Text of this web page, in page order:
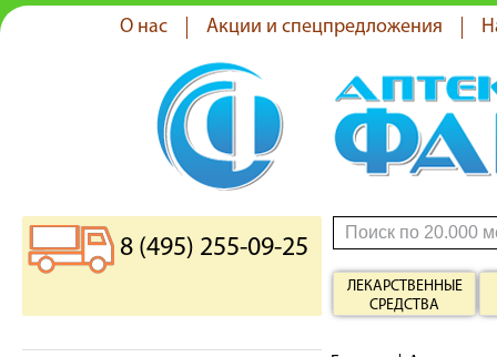
О нас Акции и спецпредложения
8 (495) 255-09-25
ЛЕКАРСТВЕННЫЕ
СРЕДСТВА